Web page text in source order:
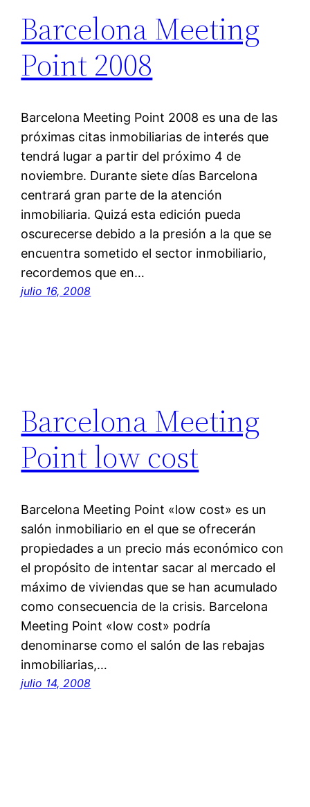
Barcelona Meeting
Point 2008
Barcelona Meeting Point 2008 es una de las
próximas citas inmobiliarias de interés que
tendrá lugar a partir del próximo 4 de
noviembre. Durante siete días Barcelona
centrará gran parte de la atención
inmobiliaria. Quizá esta edición pueda
oscurecerse debido a la presión a la que se
encuentra sometido el sector inmobiliario,
recordemos que en…
julio 16, 2008
Barcelona Meeting
Point low cost
Barcelona Meeting Point «low cost» es un
salón inmobiliario en el que se ofrecerán
propiedades a un precio más económico con
el propósito de intentar sacar al mercado el
máximo de viviendas que se han acumulado
como consecuencia de la crisis. Barcelona
Meeting Point «low cost» podría
denominarse como el salón de las rebajas
inmobiliarias,…
julio 14, 2008